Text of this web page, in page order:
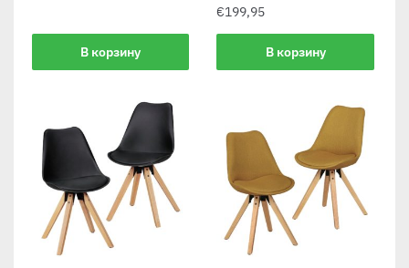
В корзину
€199,95
В корзину